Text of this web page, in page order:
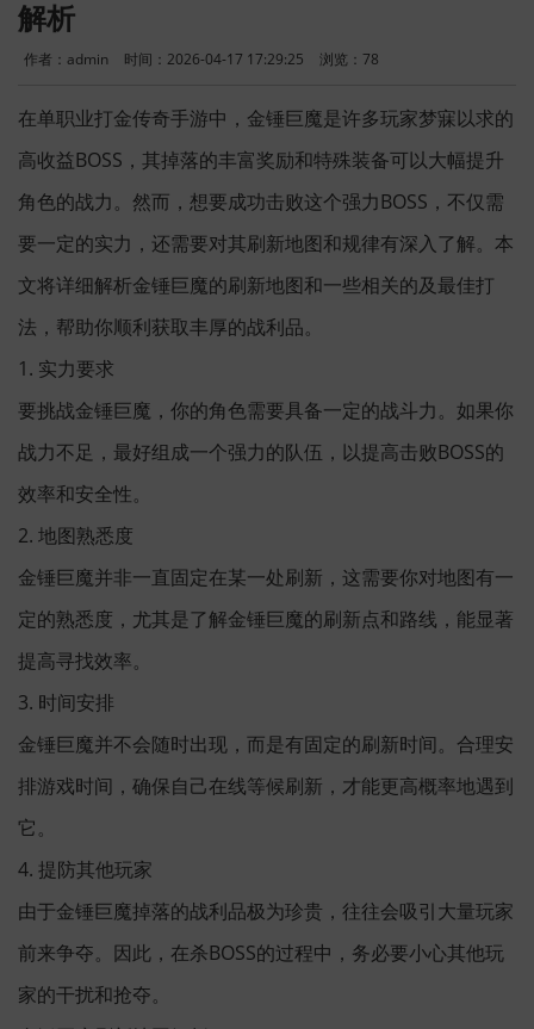
解析
作者：admin 时间：2026-04-17 17:29:25 浏览： 78
在单职业打金传奇手游中，金锤巨魔是许多玩家梦寐以求的
高收益BOSS，其掉落的丰富奖励和特殊装备可以大幅提升
角色的战力。然而，想要成功击败这个强力BOSS，不仅需
要一定的实力，还需要对其刷新地图和规律有深入了解。本
文将详细解析金锤巨魔的刷新地图和一些相关的及最佳打
法，帮助你顺利获取丰厚的战利品。
1. 实力要求
要挑战金锤巨魔，你的角色需要具备一定的战斗力。如果你
战力不足，最好组成一个强力的队伍，以提高击败BOSS的
效率和安全性。
2. 地图熟悉度
金锤巨魔并非一直固定在某一处刷新，这需要你对地图有一
定的熟悉度，尤其是了解金锤巨魔的刷新点和路线，能显著
提高寻找效率。
3. 时间安排
金锤巨魔并不会随时出现，而是有固定的刷新时间。合理安
排游戏时间，确保自己在线等候刷新，才能更高概率地遇到
它。
4. 提防其他玩家
由于金锤巨魔掉落的战利品极为珍贵，往往会吸引大量玩家
前来争夺。因此，在杀BOSS的过程中，务必要小心其他玩
家的干扰和抢夺。